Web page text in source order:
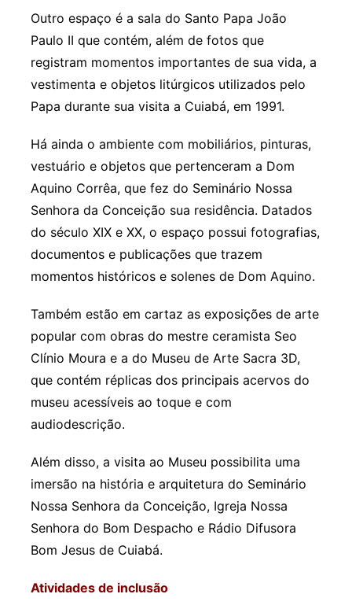
Outro espaço é a sala do Santo Papa João
Paulo II que contém, além de fotos que
registram momentos importantes de sua vida, a
vestimenta e objetos litúrgicos utilizados pelo
Papa durante sua visita a Cuiabá, em 1991.
Há ainda o ambiente com mobiliários, pinturas,
vestuário e objetos que pertenceram a Dom
Aquino Corrêa, que fez do Seminário Nossa
Senhora da Conceição sua residência. Datados
do século XIX e XX, o espaço possui fotografias,
documentos e publicações que trazem
momentos históricos e solenes de Dom Aquino.
Também estão em cartaz as exposições de arte
popular com obras do mestre ceramista Seo
Clínio Moura e a do Museu de Arte Sacra 3D,
que contém réplicas dos principais acervos do
museu acessíveis ao toque e com
audiodescrição.
Além disso, a visita ao Museu possibilita uma
imersão na história e arquitetura do Seminário
Nossa Senhora da Conceição, Igreja Nossa
Senhora do Bom Despacho e Rádio Difusora
Bom Jesus de Cuiabá.
Atividades de inclusão